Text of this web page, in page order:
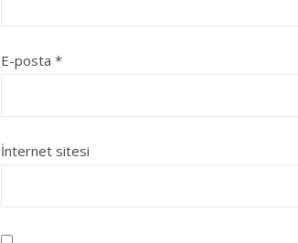
E-posta *
İnternet sitesi